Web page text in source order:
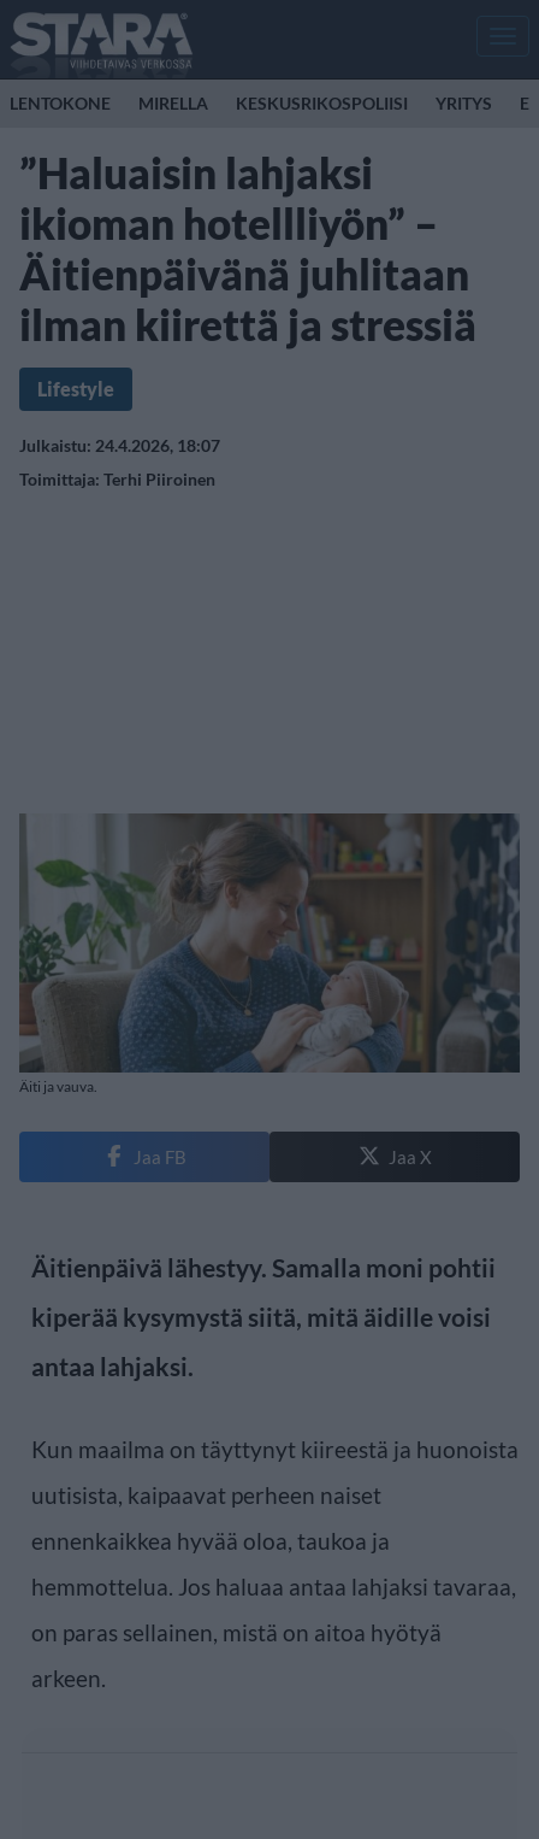
LENTOKONE MIRELLA KESKUSRIKOSPOLIISI YRITYS
”Haluaisin lahjaksi
ikioman hotellliyön” –
Äitienpäivänä juhlitaan
ilman kiirettä ja stressiä
Lifestyle
Julkaistu: 24.4.2026, 18:07
Toimittaja: Terhi Piiroinen
Äiti ja vauva.
Jaa FB Jaa X
Äitienpäivä lähestyy. Samalla moni pohtii
kiperää kysymystä siitä, mitä äidille voisi
antaa lahjaksi.
Kun maailma on täyttynyt kiireestä ja huonoista
uutisista, kaipaavat perheen naiset
ennenkaikkea hyvää oloa, taukoa ja
hemmottelua. Jos haluaa antaa lahjaksi tavaraa,
on paras sellainen, mistä on aitoa hyötyä
arkeen.